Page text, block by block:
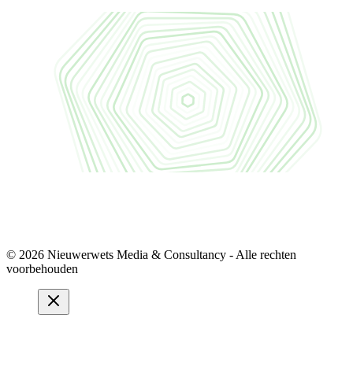
© 2026 Nieuwerwets Media & Consultancy - Alle rechten
voorbehouden